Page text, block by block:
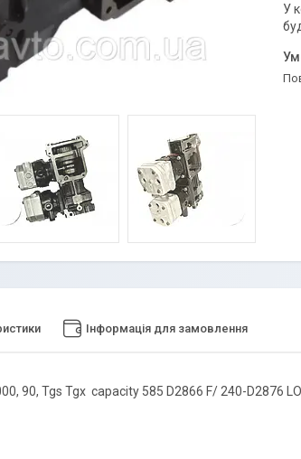
У
Інформація для замовлення
90, Tgs Tgx capacity 585 D2866 F/ 240-D2876